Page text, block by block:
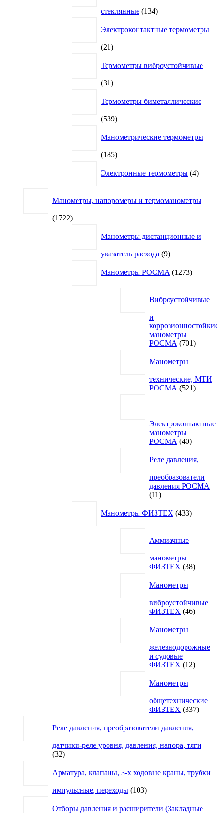
стеклянные 134134
Электроконтактные термометры
2121
Термометры виброустойчивые
3131
Термометры биметаллические
539539
Манометрические термометры
185185
Электронные термометры 4товара
Манометры, напоромеры и термоманометры
17221722
Манометры дистанционные и
указатель расхода 99
Манометры РОСМА
1273товара
Виброустойчивые
и
манометры
РОСМА
701701
Манометры
технические, МТИ
РОСМА
521521
Электроконтактные
манометры
РОСМА
4040
Реле давления,
преобразователи
давления РОСМА
1111
Манометры ФИЗТЕХ 433товара
Аммиачные
манометры
ФИЗТЕХ 3838
Манометры
виброустойчивые
ФИЗТЕХ 4646
Манометры
железнодорожные
и судовые
ФИЗТЕХ
1212
Манометры
общетехнические
ФИЗТЕХ 337337
Реле давления, преобразователи давления,
датчики-реле уровня, давления, напора, тяги
3232
Арматура, клапаны, 3-х ходовые краны, трубки
импульсные, переходы 103103
Отборы давления и расширители (Закладные